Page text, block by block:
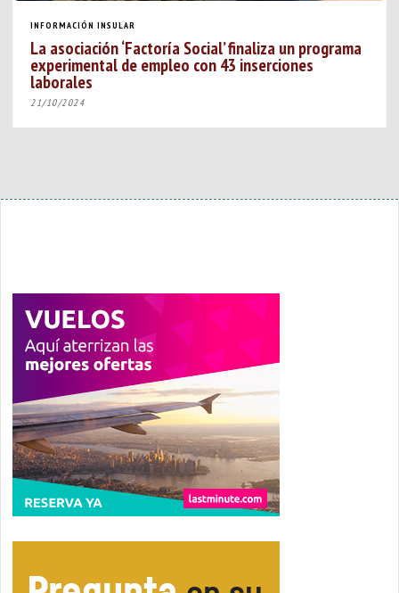
INFORMACIÓN INSULAR
La asociación ‘Factoría Social’ finaliza un programa
experimental de empleo con 43 inserciones
laborales
21/10/2024